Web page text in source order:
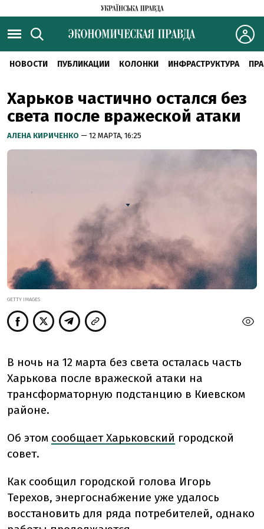
НОВОСТИ ПУБЛИКАЦИИ КОЛОНКИ ИНФРАСТРУКТУРА
Харьков частично остался без
света после вражеской атаки
АЛЕНА КИРИЧЕНКО — 12 МАРТА, 16:25
GETTY IMAGES
В ночь на 12 марта без света осталась часть
Харькова после вражеской атаки на
трансформаторную подстанцию в Киевском
районе.
Об этом сообщает Харьковский городской
совет.
Как сообщил городской голова Игорь
Терехов, энергоснабжение уже удалось
восстановить для ряда потребителей, однако